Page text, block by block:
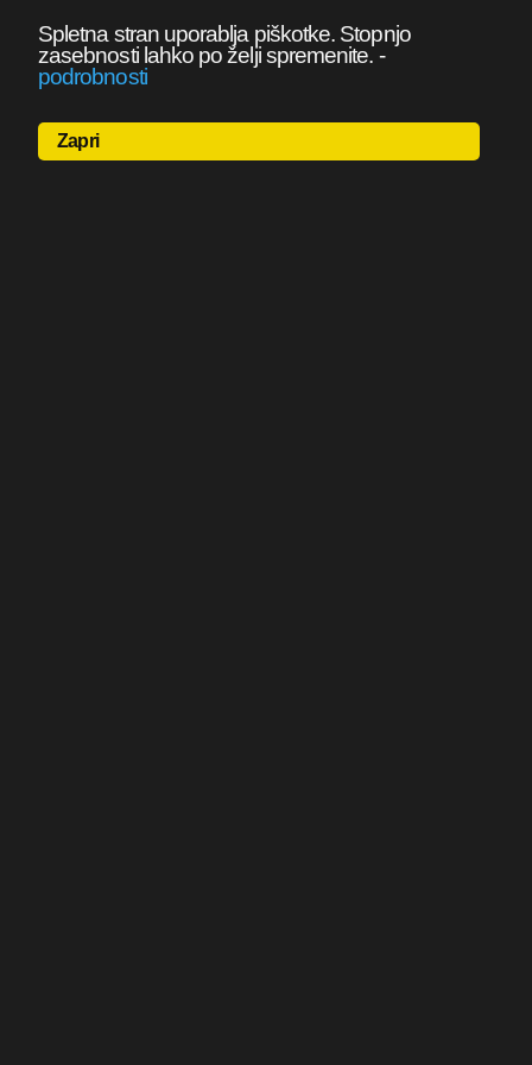
Spletna stran uporablja piškotke. Stopnjo
zasebnosti lahko po želji spremenite. -
podrobnosti
Zapri